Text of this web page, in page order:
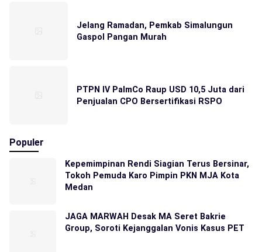
Jelang Ramadan, Pemkab Simalungun
Gaspol Pangan Murah
PTPN IV PalmCo Raup USD 10,5 Juta dari
Penjualan CPO Bersertifikasi RSPO
Populer
Kepemimpinan Rendi Siagian Terus Bersinar,
Tokoh Pemuda Karo Pimpin PKN MJA Kota
Medan
JAGA MARWAH Desak MA Seret Bakrie
Group, Soroti Kejanggalan Vonis Kasus PET